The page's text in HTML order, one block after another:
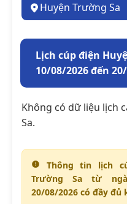
Huyện Trường Sa
Lịch cúp điện
10/08/2026 đến
Không có dữ liệu lịch
Sa.
Thông tin lịch
Trường Sa từ
20/08/2026 có đầy đủ